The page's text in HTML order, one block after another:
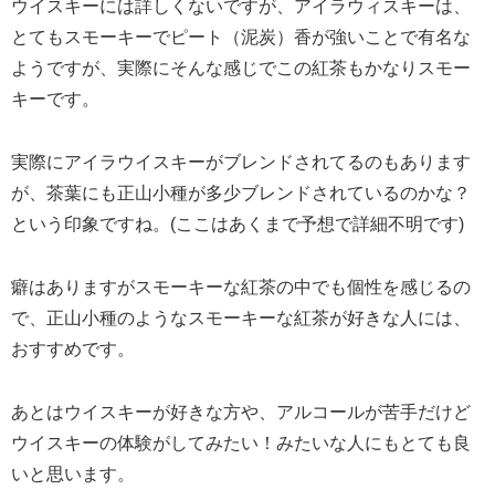
ウイスキーには詳しくないですが、アイラウィスキーは、
とてもスモーキーでピート（泥炭）香が強いことで有名な
ようですが、実際にそんな感じでこの紅茶もかなりスモー
キーです。
実際にアイラウイスキーがブレンドされてるのもあります
が、茶葉にも正山小種が多少ブレンドされているのかな？
という印象ですね。(ここはあくまで予想で詳細不明です)
癖はありますがスモーキーな紅茶の中でも個性を感じるの
で、正山小種のようなスモーキーな紅茶が好きな人には、
おすすめです。
あとはウイスキーが好きな方や、アルコールが苦手だけど
ウイスキーの体験がしてみたい！みたいな人にもとても良
いと思います。